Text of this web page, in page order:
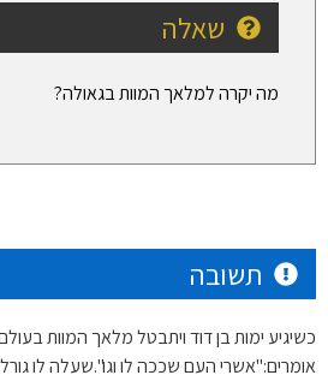
שאלה
מה יקרה למלאך המוות בגאולה?
תשובה
כשיגיע ימות בן דוד ויתבטל מלאך המוות
אומרים:"אשרי העם שככה לו וגו".שעלה לו